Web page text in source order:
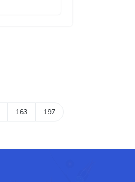
163 197